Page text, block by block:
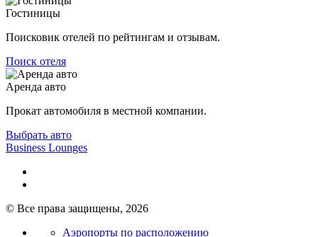
Гостиницы
Поисковик отелей по рейтингам и отзывам.
Поиск отеля
Аренда авто
Прокат автомобиля в местной компании.
Выбрать авто
Business Lounges
© Все права защищены, 2026
Аэропорты по расположению